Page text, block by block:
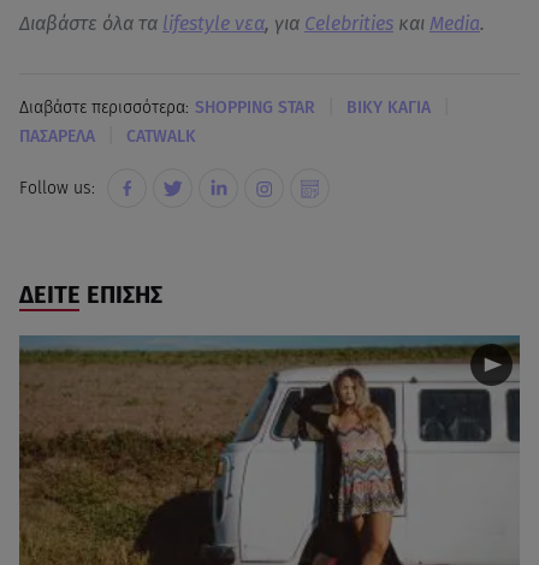
Διαβάστε όλα τα lifestyle νεα, για Celebrities και Media.
Διαβάστε περισσότερα: SHOPPING STAR ΒΙΚΥ ΚΑΓΙΑ
ΠΑΣΑΡΕΛΑ CATWALK
Follow us:
ΔΕΙΤΕ ΕΠΙΣΗΣ